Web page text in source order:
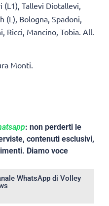
(L1), Tallevi Diotallevi,
(L), Bologna, Spadoni,
Ricci, Mancino, Tobia. All.
Monti.
: non perderti le
contenuti esclusivi,
Diamo voce
WhatsApp di Volley